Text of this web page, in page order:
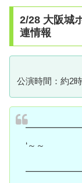
2/28 大阪城
連情報
公演時間：約2
‘～～